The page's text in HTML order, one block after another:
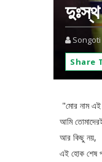
Songoti
Share
"মোর নাম
আমি
আর কিছু নয়,
এই হোক শেষ